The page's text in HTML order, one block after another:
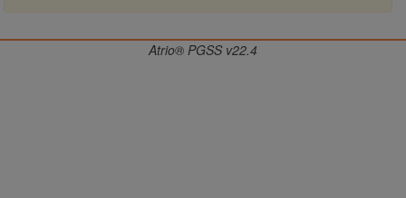
Atrio® PGSS v22.4